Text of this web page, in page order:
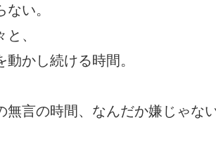
い。
、
動かし続ける時間。
無言の時間、なんだか嫌じゃな